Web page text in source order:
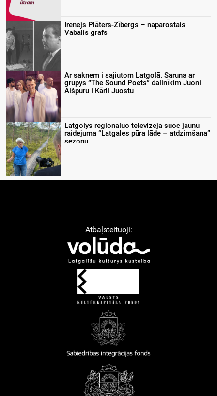
Irenejs Plāters-Zībergs – naparostais
Vabalis grafs
Ar saknem i sajiutom Latgolā. Saruna ar
grupys “The Sound Poets” dalinīkim Juoni
Aišpuru i Kārli Juostu
Latgolys regionaluo televizeja suoc jaunu
raidejuma “Latgales pūra lāde – atdzimšana”
sezonu
Atbaļsteituoji: